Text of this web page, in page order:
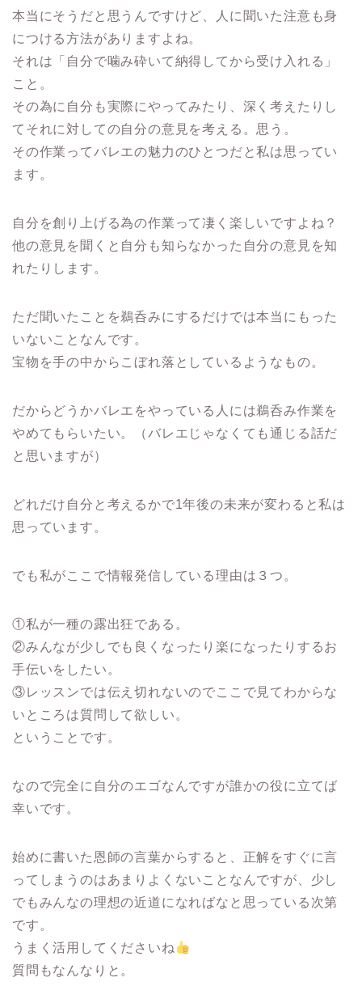
本当にそうだと思うんですけど、人に聞いた注意も身
につける方法がありますよね。
それは「自分で噛み砕いて納得してから受け入れる」
こと。
その為に自分も実際にやってみたり、深く考えたりし
てそれに対しての自分の意見を考える。思う。
その作業ってバレエの魅力のひとつだと私は思ってい
ます。
自分を創り上げる為の作業って凄く楽しいですよね？
他の意見を聞くと自分も知らなかった自分の意見を知
れたりします。
ただ聞いたことを鵜呑みにするだけでは本当にもった
いないことなんです。
宝物を手の中からこぼれ落としているようなもの。
だからどうかバレエをやっている人には鵜呑み作業を
やめてもらいたい。（バレエじゃなくても通じる話だ
と思いますが）
どれだけ自分と考えるかで1年後の未来が変わると私は
思っています。
でも私がここで情報発信している理由は３つ。
①私が一種の露出狂である。
②みんなが少しでも良くなったり楽になったりするお
手伝いをしたい。
③レッスンでは伝え切れないのでここで見てわからな
いところは質問して欲しい。
ということです。
なので完全に自分のエゴなんですが誰かの役に立てば
幸いです。
始めに書いた恩師の言葉からすると、正解をすぐに言
ってしまうのはあまりよくないことなんですが、少し
でもみんなの理想の近道になればなと思っている次第
です。
うまく活用してくださいね
質問もなんなりと。